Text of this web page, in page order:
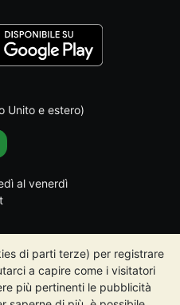
di parti terze) per registrare
a capire come i visitatori
più pertinenti le pubblicità
Unito e estero)
al venerdì